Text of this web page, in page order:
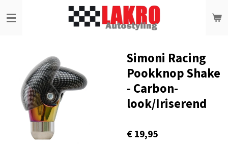
direct
hoofdinhoud
Simoni Racing
Pookknop Shake
- Carbon-
look/Iriserend
€ 19,95